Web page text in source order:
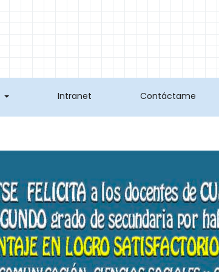
(current) Intranet Contáctame